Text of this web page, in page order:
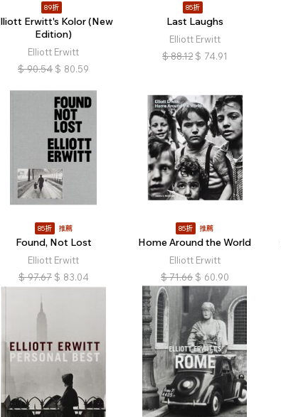
89折
Erwitt's Kolor (New
Edition)
Elliott Erwitt
$ 90.54 $ 80.59
85折
Last Laughs
Elliott Erwitt
$ 88.12 $ 74.91
85折 推薦
Found, Not Lost
Elliott Erwitt
$ 97.67 $ 83.04
85折 推薦
Home Around the World
Elliott Erwitt
$ 71.66 $ 60.90